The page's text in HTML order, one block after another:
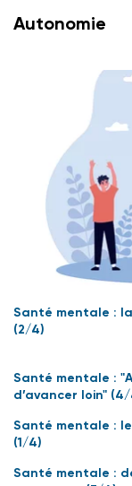
Autonomie
Santé mentale :
(2/4)
Santé mentale :
d’avancer loin"
Santé mentale :
(1/4)
Santé mentale :